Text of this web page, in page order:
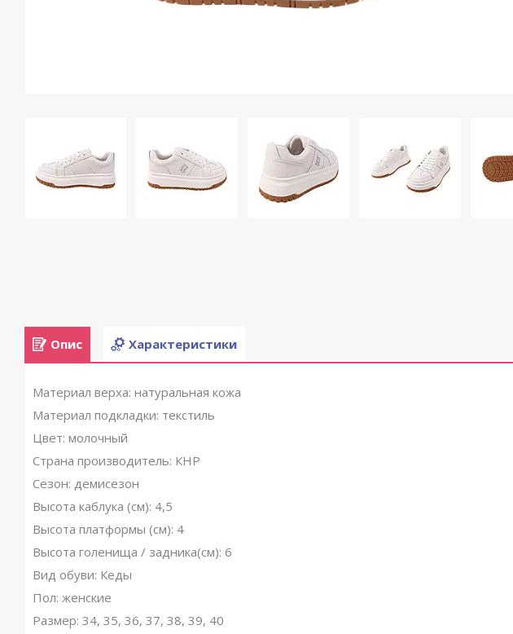
Опис Характеристики
Материал верха: натуральная кожа
Материал подкладки: текстиль
Цвет: молочный
Страна производитель: КНР
Сезон: демисезон
Высота каблука (см): 4,5
Высота платформы (см): 4
Высота голенища / задника(см): 6
Вид обуви: Кеды
Пол: женские
Размер: 34, 35, 36, 37, 38, 39, 40